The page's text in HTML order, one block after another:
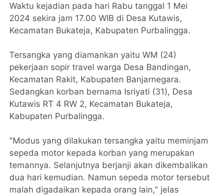
Waktu kejadian pada hari Rabu tanggal 1 Mei
2024 sekira jam 17.00 WIB di Desa Kutawis,
Kecamatan Bukateja, Kabupaten Purbalingga.
Tersangka yang diamankan yaitu WM (24)
pekerjaan sopir travel warga Desa Bandingan,
Kecamatan Rakit, Kabupaten Banjarnegara.
Sedangkan korban bernama Isriyati (31), Desa
Kutawis RT 4 RW 2, Kecamatan Bukateja,
Kabupaten Purbalingga.
"Modus yang dilakukan tersangka yaitu meminjam
sepeda motor kepada korban yang merupakan
temannya. Selanjutnya berjanji akan dikembalikan
dua hari kemudian. Namun sepeda motor tersebut
malah digadaikan kepada orang lain," jelas